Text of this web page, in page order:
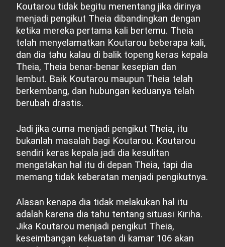
Koutarou tidak begitu menentang jika dirinya
menjadi pengikut Theia dibandingkan dengan
ketika mereka pertama kali bertemu. Theia
telah menyelamatkan Koutarou beberapa kali,
dan dia tahu kalau di balik topeng keras kepala
Theia, Theia benar-benar kesepian dan
lembut. Baik Koutarou maupun Theia telah
berkembang, dan hubungan keduanya telah
berubah drastis.
Jadi jika cuma menjadi pengikut Theia, itu
bukanlah masalah bagi Koutarou. Koutarou
sendiri keras kepala jadi dia kesulitan
mengatakan hal itu di depan Theia, tapi dia
memang tidak keberatan menjadi pengikutnya.
Alasan kenapa dia tidak melakukan hal itu
adalah karena dia tahu tentang situasi Kiriha.
Jika Koutarou menjadi pengikut Theia,
keseimbangan kekuatan di kamar 106 akan